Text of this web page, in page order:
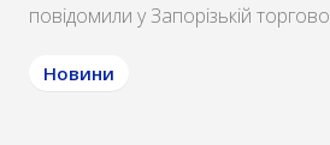
повідомили у Запорізькій
Новини